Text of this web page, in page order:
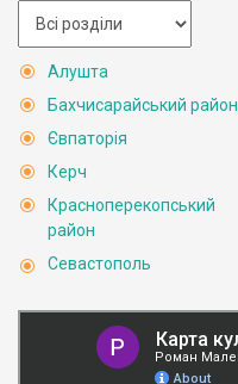
Алушта
Бахчисарайський район
Євпаторія
Керч
Красноперекопський
район
Севастополь